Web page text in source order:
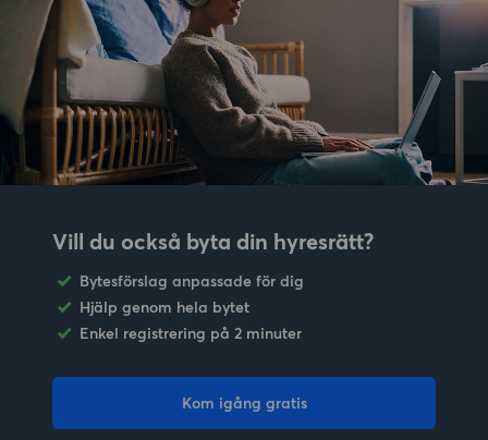
Vill du också byta din hyresrätt?
Bytesförslag anpassade för dig
Hjälp genom hela bytet
Enkel registrering på 2 minuter
Kom igång gratis